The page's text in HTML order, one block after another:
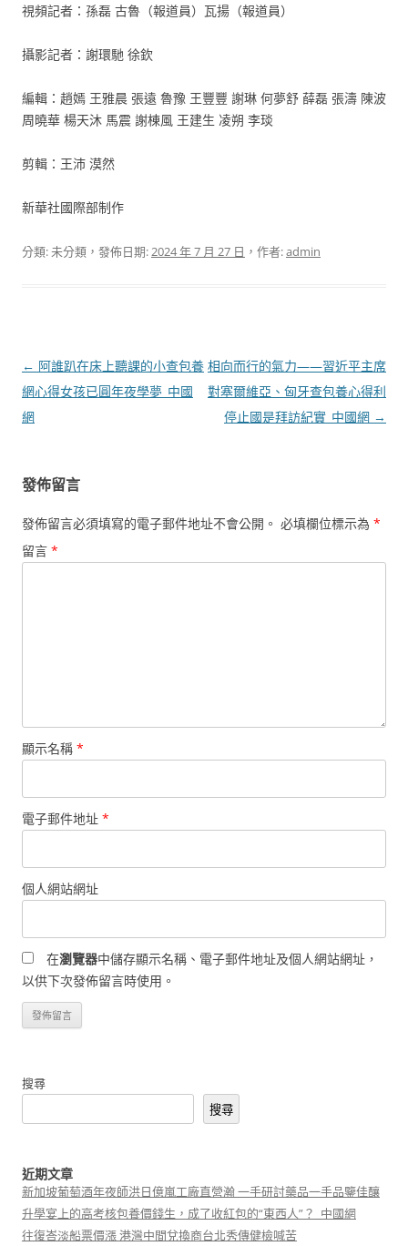
視頻記者：孫磊 古魯（報道員）瓦揚（報道員）
攝影記者：謝環馳 徐欽
編輯：趙嫣 王雅晨 張遠 魯豫 王豐豐 謝琳 何夢舒 薛磊 張濤 陳波
周曉華 楊天沐 馬震 謝棟風 王建生 凌朔 李琰
剪輯：王沛 漠然
新華社國際部制作
分類: 未分類，發佈日期: 2024 年 7 月 27 日 ，作者:admin
文
章
導
← 阿誰趴在床上聽課的小查包養
網心得女孩已圓年夜學夢_中國
網
相向而行的氣力——習近平主席
對塞爾維亞、匈牙查包養心得利
停止國是拜訪紀實_中國網 →
發佈留言
發佈留言必須填寫的電子郵件地址不會公開。 必填欄位標示為 *
留言 *
顯示名稱 *
電子郵件地址 *
個人網站網址
在瀏覽器中儲存顯示名稱、電子郵件地址及個人網站網址，
以供下次發佈留言時使用。
搜尋
搜尋
近期文章
新加坡葡萄酒年夜師洪日億嵐工廠直營瀚 一手研討藥品一手品鑒佳釀
升學宴上的高考核包養價錢生，成了收紅包的“東西人”？_中國網
往復峇淡船票價漲 港灣中間兌換商台北秀傳健檢喊苦